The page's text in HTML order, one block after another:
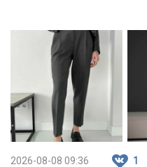
2026-08-08 09:36 1